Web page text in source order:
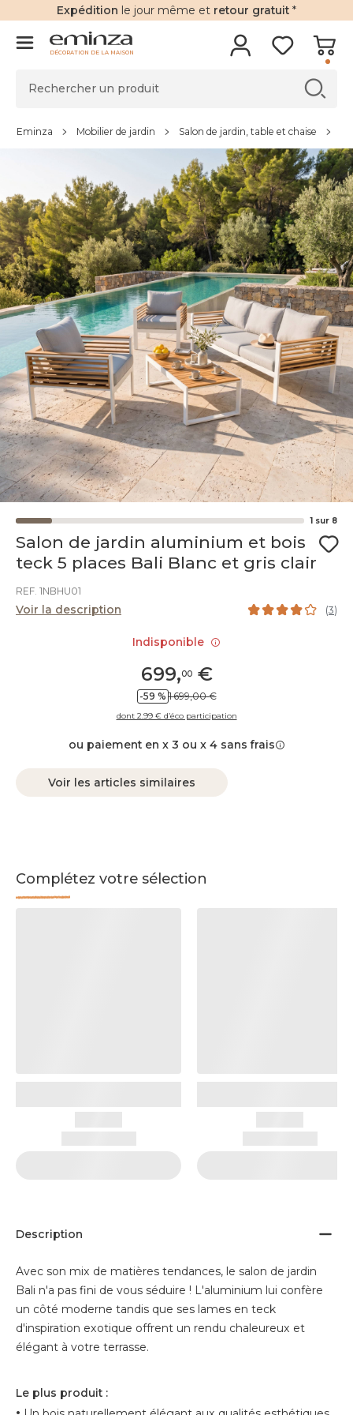
Expédition le jour même et retour gratuit *
DÉCORATION DE LA MAISON
Eminza Mobilier de jardin Salon de jardin, table et chaise
1 sur 8
Salon de jardin aluminium et bois
teck 5 places Bali Blanc et gris clair
REF. 1NBHU01
Voir la description (3)
699,00€
-59 % 1 699,00 €
dont 2.99 € d’éco participation
ou paiement en x 3 ou x 4 sans frais
Voir les articles similaires
Complétez votre sélection
Description
Avec son mix de matières tendances, le salon de jardin
Bali n'a pas fini de vous séduire ! L'aluminium lui confère
un côté moderne tandis que ses lames en teck
d'inspiration exotique offrent un rendu chaleureux et
élégant à votre terrasse.
Le plus produit :